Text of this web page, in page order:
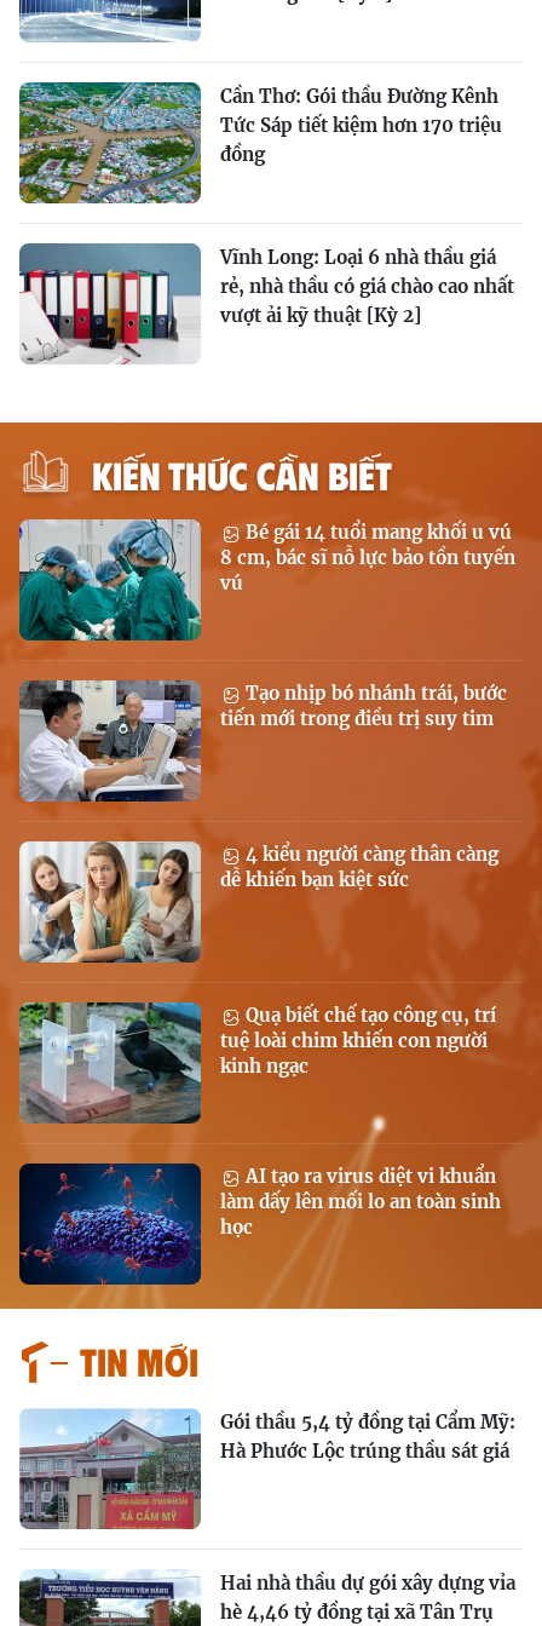
Cần Thơ: Gói thầu Đường Kênh
Tức Sáp tiết kiệm hơn 170 triệu
đồng
Vĩnh Long: Loại 6 nhà thầu giá
rẻ, nhà thầu có giá chào cao nhất
vượt ải kỹ thuật [Kỳ 2]
KIẾN THỨC CẦN BIẾT
Bé gái 14 tuổi mang khối u vú
8 cm, bác sĩ nỗ lực bảo tồn tuyến
vú
Tạo nhịp bó nhánh trái, bước
tiến mới trong điều trị suy tim
4 kiểu người càng thân càng
dễ khiến bạn kiệt sức
Quạ biết chế tạo công cụ, trí
tuệ loài chim khiến con người
kinh ngạc
AI tạo ra virus diệt vi khuẩn
làm dấy lên mối lo an toàn sinh
học
Tin mới
Gói thầu 5,4 tỷ đồng tại Cẩm Mỹ:
Hà Phước Lộc trúng thầu sát giá
Hai nhà thầu dự gói xây dựng vỉa
hè 4,46 tỷ đồng tại xã Tân Trụ